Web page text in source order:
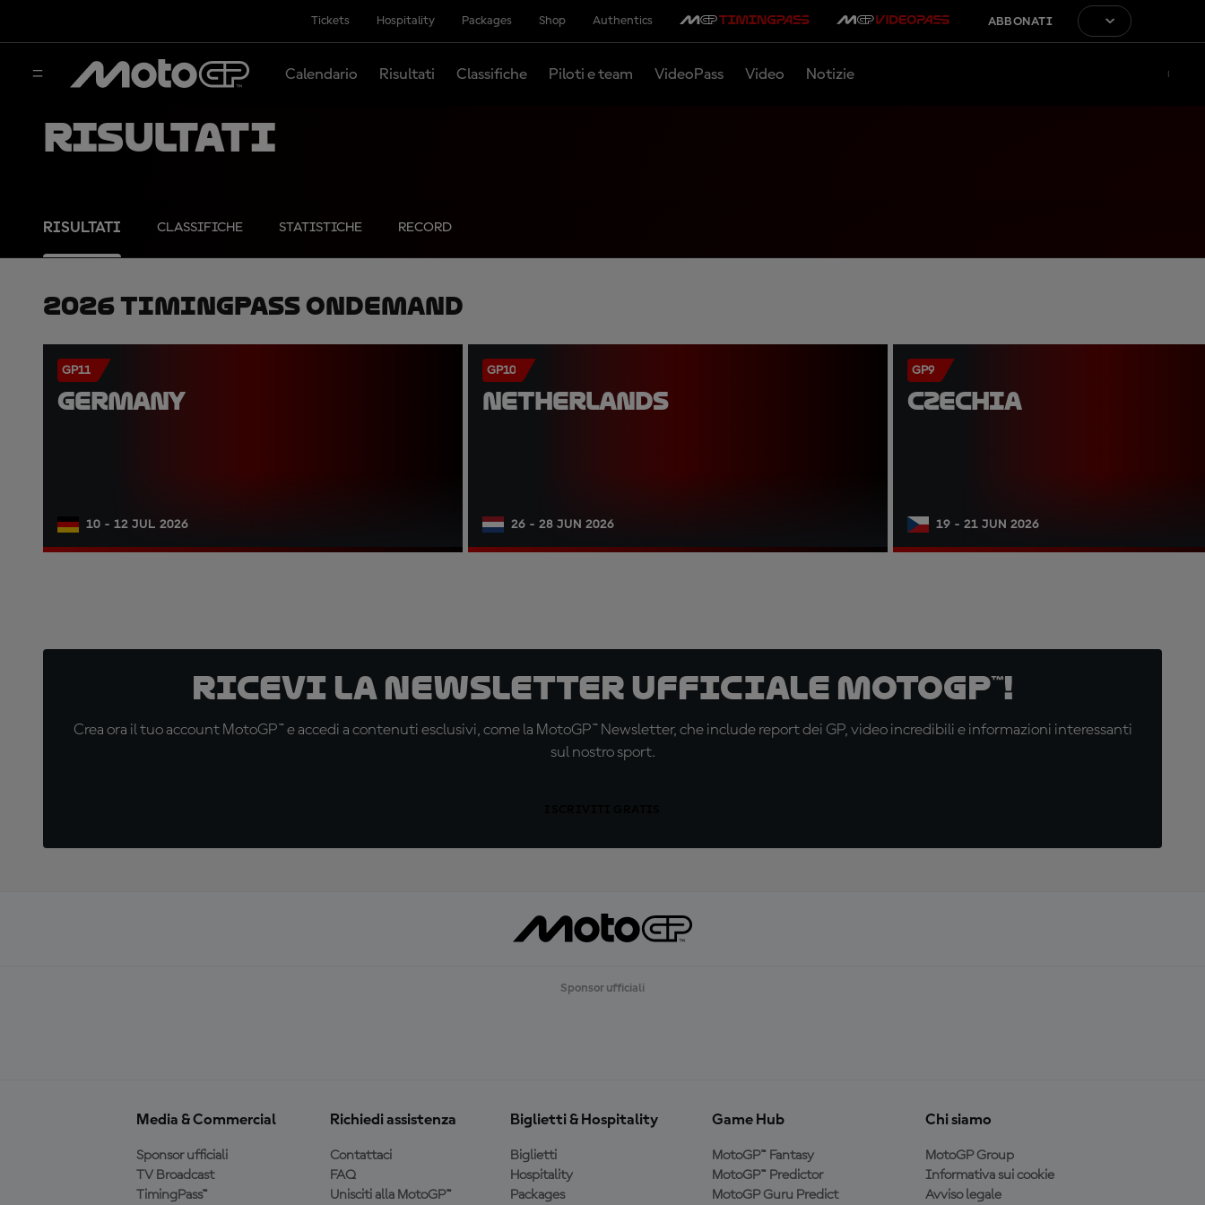
Tickets Hospitality Packages Shop Authentics ABBONATI
Calendario Risultati Classifiche Piloti e team VideoPass Video Notizie
Risultati
RISULTATI CLASSIFICHE STATISTICHE RECORD
2026 TimingPass OnDemand
GP11
GERMANY
10 - 12 JUL 2026
GP10
NETHERLANDS
26 - 28 JUN 2026
GP9
CZECHIA
19 - 21 JUN 2026
Ricevi la newsletter ufficiale MotoGP™!
Crea ora il tuo account MotoGP™ e accedi a contenuti esclusivi, come la MotoGP™ Newsletter, che include report dei GP, video incredibili e informazioni interessanti
sul nostro sport.
Sponsor ufficiali
Media & Commercial
Sponsor ufficiali
TV Broadcast
TimingPass™
Richiedi assistenza
Contattaci
FAQ
Unisciti alla MotoGP™
Biglietti & Hospitality
Biglietti
Hospitality
Packages
Game Hub
MotoGP™ Fantasy
MotoGP™ Predictor
MotoGP Guru Predict
Chi siamo
MotoGP Group
Informativa sui cookie
Avviso legale